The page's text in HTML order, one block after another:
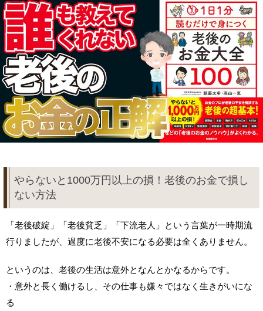
やらないと1000万円以上の損！老後のお金で損し
ない方法
「老後破綻」「老後貧乏」「下流老人」という言葉が一時期流
行りましたが、過度に老後不安になる必要は全くありません。
というのは、老後の生活は意外となんとかなるからです。
・意外と長く働けるし、その仕事も嫌々ではなく生きがいにな
る